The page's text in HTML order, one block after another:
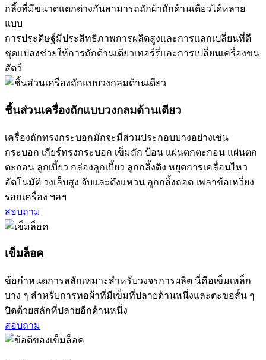
กลิ้งที่มีขนาดแตกต่างกันสามารถถักผ้าถักด้านเดียวได้หลาย
แบบ
การประดิษฐ์มีประสิทธิภาพการผลิตสูงและการแลกเปลี่ยนที่ดี
ชุดแปลงช่วยให้การถักด้านเดียวเทอร์รี่และการเปลี่ยนเครื่องขน
สัตว์
ชิ้นส่วนเครื่องถักแบบวงกลมด้านเดียว
เครื่องถักทรงกระบอกมักจะมีส่วนประกอบบางอย่างเช่น
กระบอก เกียร์ทรงกระบอก เข็มถัก ป้อน แผ่นตกตะกอน แผ่นตก
ตะกอน ลูกเบี้ยว กล่องลูกเบี้ยว ลูกกลิ้งดึง หยุดการเคลื่อนไหว
อัตโนมัติ วงเล็บสูง จับและดึงแหวน ลูกกลิ้งถอด เพลาข้อเหวี่ยง
รอกเครื่อง ฯลฯ
สอบถาม
เข็มล็อค
ข้อกำหนดการสลักเหมาะสำหรับวงจรการผลิต นี่คือเข็มเหล็ก
บาง ๆ สำหรับการทอผ้าที่มีเข็มที่ปลายด้านหนึ่งและตะขอสั้น ๆ
ปิดด้วยสลักที่ปลายอีกด้านหนึ่ง
สอบถาม